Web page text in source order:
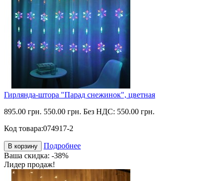
Гирлянда-штора "Парад снежинок", цветная
895.00 грн. 550.00 грн. Без НДС: 550.00 грн.
Код товара:074917-2
В корзину
Подробнее
Ваша скидка: -38%
Лидер продаж!